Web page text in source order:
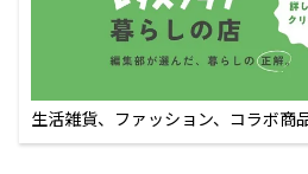
生活雑貨、ファッション、コラボ
えるECサイト